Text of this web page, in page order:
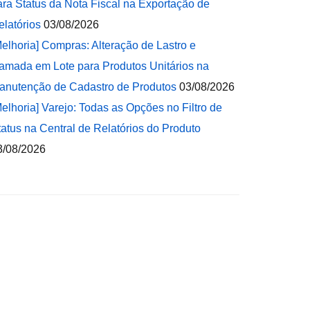
Status da Nota Fiscal na Exportação de
03/08/2026
Compras: Alteração de Lastro e
em Lote para Produtos Unitários na
de Cadastro de Produtos 03/08/2026
Varejo: Todas as Opções no Filtro de
na Central de Relatórios do Produto
08/2026